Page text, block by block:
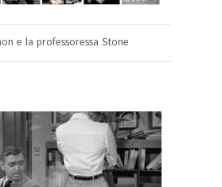
e la professoressa Stone